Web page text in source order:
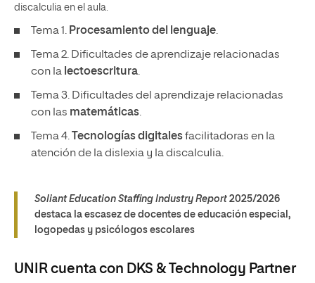
discalculia en el aula.
Tema 1. Procesamiento del lenguaje.
Tema 2. Dificultades de aprendizaje relacionadas
con la lectoescritura.
Tema 3. Dificultades del aprendizaje relacionadas
con las matemáticas.
Tema 4. Tecnologías digitalesfacilitadoras en la
atención de la dislexia y la discalculia.
Soliant Education Staffing Industry Report 2025/2026
destaca la escasez de docentes de educación especial,
logopedas y psicólogos escolares
UNIR cuenta con DKS & Technology Partner